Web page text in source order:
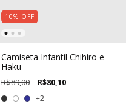
10% OFF
Camiseta Infantil Chihiro e
Haku
R$89,00 R$80,10
+2